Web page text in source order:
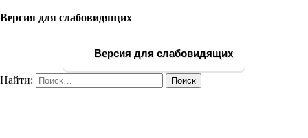
Версия для слабовидящих
Версия для слабовидящих
Найти: